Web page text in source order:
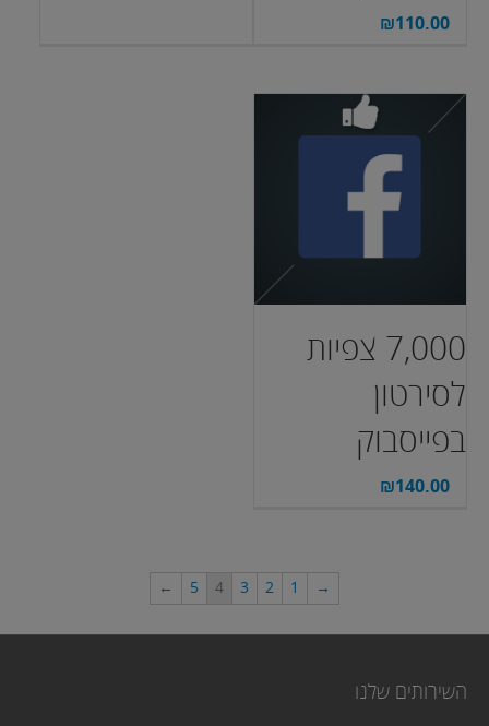
₪110.00
7,000 צפיות
לסירטון
בפייסבוק
₪140.00
→
1
2
3
4
5
←
השירותים שלנו